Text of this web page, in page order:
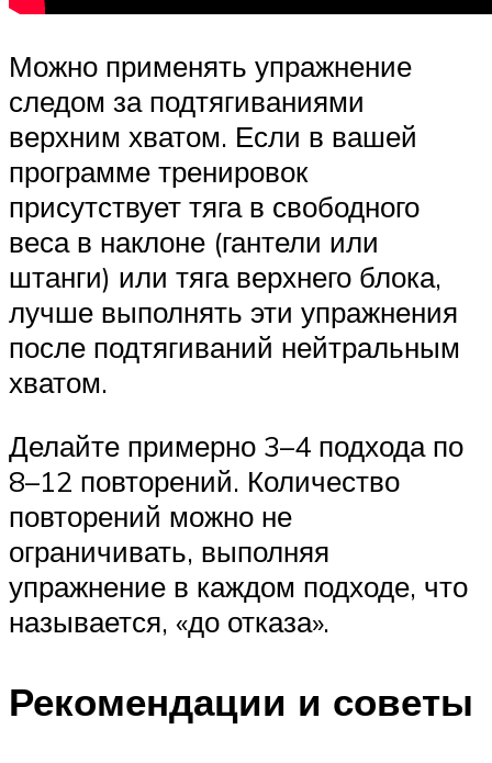
Можно применять упражнение
следом за подтягиваниями
верхним хватом. Если в вашей
программе тренировок
присутствует тяга в свободного
веса в наклоне (гантели или
штанги) или тяга верхнего блока,
лучше выполнять эти упражнения
после подтягиваний нейтральным
хватом.
Делайте примерно 3–4 подхода по
8–12 повторений. Количество
повторений можно не
ограничивать, выполняя
упражнение в каждом подходе, что
называется, «до отказа».
Рекомендации и советы